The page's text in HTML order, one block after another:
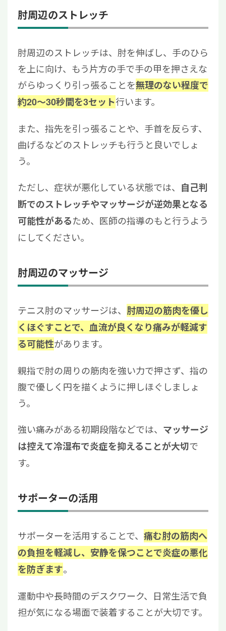
肘周辺のストレッチ
肘周辺のストレッチは、肘を伸ばし、手のひら
を上に向け、もう片方の手で手の甲を押さえな
がらゆっくり引っ張ることを無理のない程度で
約20〜30秒間を3セット行います。
また、指先を引っ張ることや、手首を反らす、
曲げるなどのストレッチも行うと良いでしょ
う。
ただし、症状が悪化している状態では、 自己判
断でのストレッチやマッサージが逆効果となる
可能性があるため、医師の指導のもと行うよう
にしてください。
肘周辺のマッサージ
テニス肘のマッサージは、 肘周辺の筋肉を優し
くほぐすことで、血流が良くなり痛みが軽減す
る可能性があります。
親指で肘の周りの筋肉を強い力で押さず、指の
腹で優しく円を描くように押しほぐしましょ
う。
強い痛みがある初期段階などでは、 マッサージ
は控えて冷湿布で炎症を抑えることが大切で
す。
サポーターの活用
サポーターを活用することで、 痛む肘の筋肉へ
の負担を軽減し、安静を保つことで炎症の悪化
を防ぎます。
運動中や長時間のデスクワーク、日常生活で負
担が気になる場面で装着することが大切です。